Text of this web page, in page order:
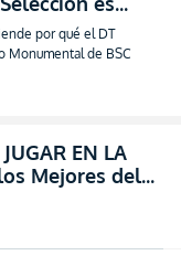
Mejores del